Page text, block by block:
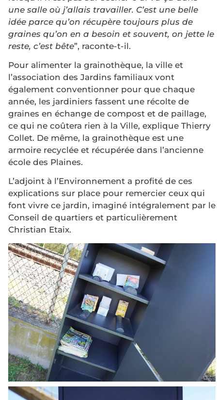
une salle où j’allais travailler. C’est une belle
idée parce qu’on récupère toujours plus de
graines qu’on en a besoin et souvent, on jette le
reste, c’est bête”, raconte-t-il.
Pour alimenter la grainothèque, la ville et
l’association des Jardins familiaux vont
également conventionner pour que chaque
année, les jardiniers fassent une récolte de
graines en échange de compost et de paillage,
ce qui ne coûtera rien à la Ville, explique Thierry
Collet. De même, la grainothèque est une
armoire recyclée et récupérée dans l’ancienne
école des Plaines.
L’adjoint à l’Environnement a profité de ces
explications sur place pour remercier ceux qui
font vivre ce jardin, imaginé intégralement par le
Conseil de quartiers et particulièrement
Christian Etaix.